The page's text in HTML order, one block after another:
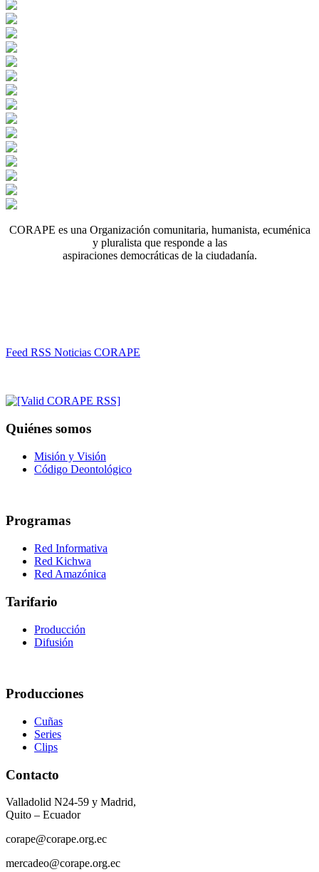
CORAPE es una Organización comunitaria, humanista, ecuménica
y pluralista que responde a las
aspiraciones democráticas de la ciudadanía.
Feed RSS Noticias CORAPE
Quiénes somos
Misión y Visión
Código Deontológico
Programas
Red Informativa
Red Kichwa
Red Amazónica
Tarifario
Producción
Difusión
Producciones
Cuñas
Series
Clips
Contacto
Valladolid N24-59 y Madrid,
Quito – Ecuador
corape@corape.org.ec
mercadeo@corape.org.ec